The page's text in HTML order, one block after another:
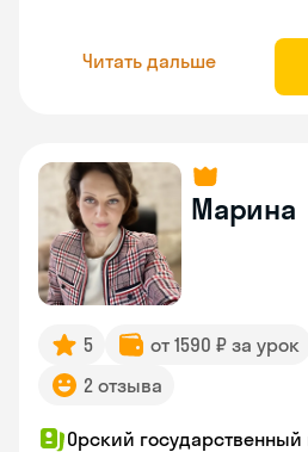
Читать дальше
Марина
5 от 1590 ₽ за урок
2 отзыва
Орский государственный